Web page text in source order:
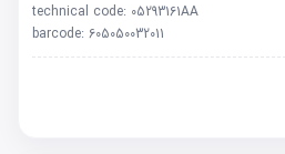
technical code: 05293161AA
barcode: 605050032011